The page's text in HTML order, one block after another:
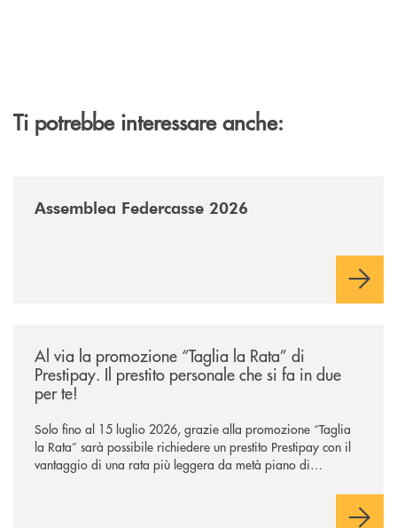
Ti potrebbe interessare anche:
Assemblea Federcasse 2026
Al via la promozione “Taglia la Rata” di
Prestipay. Il prestito personale che si fa in due
per te!
Solo fino al 15 luglio 2026, grazie alla promozione “Taglia
la Rata” sarà possibile richiedere un prestito Prestipay con il
vantaggio di una rata più leggera da metà piano di